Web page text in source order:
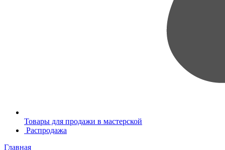
Товары для продажи в мастерской
Распродажа
Главная